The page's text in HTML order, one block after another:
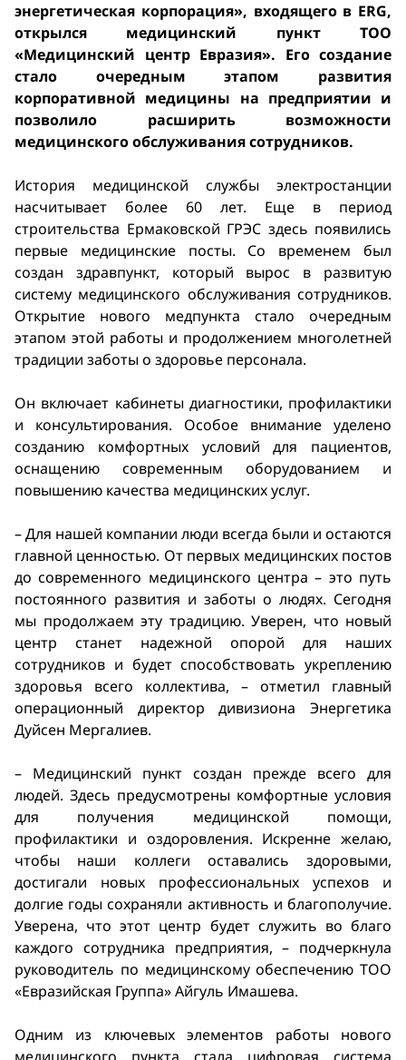
энергетическая корпорация», входящего в ERG,
открылся медицинский пункт ТОО
«Медицинский центр Евразия». Его создание
стало очередным этапом развития
корпоративной медицины на предприятии и
позволило расширить возможности
медицинского обслуживания сотрудников.
История медицинской службы электростанции
насчитывает более 60 лет. Еще в период
строительства Ермаковской ГРЭС здесь появились
первые медицинские посты. Со временем был
создан здравпункт, который вырос в развитую
систему медицинского обслуживания сотрудников.
Открытие нового медпункта стало очередным
этапом этой работы и продолжением многолетней
традиции заботы о здоровье персонала.
Он включает кабинеты диагностики, профилактики
и консультирования. Особое внимание уделено
созданию комфортных условий для пациентов,
оснащению современным оборудованием и
повышению качества медицинских услуг.
– Для нашей компании люди всегда были и остаются
главной ценностью. От первых медицинских постов
до современного медицинского центра – это путь
постоянного развития и заботы о людях. Сегодня
мы продолжаем эту традицию. Уверен, что новый
центр станет надежной опорой для наших
сотрудников и будет способствовать укреплению
здоровья всего коллектива, – отметил главный
операционный директор дивизиона Энергетика
Дуйсен Мергалиев.
– Медицинский пункт создан прежде всего для
людей. Здесь предусмотрены комфортные условия
для получения медицинской помощи,
профилактики и оздоровления. Искренне желаю,
чтобы наши коллеги оставались здоровыми,
достигали новых профессиональных успехов и
долгие годы сохраняли активность и благополучие.
Уверена, что этот центр будет служить во благо
каждого сотрудника предприятия, – подчеркнула
руководитель по медицинскому обеспечению ТОО
«Евразийская Группа» Айгуль Имашева.
Одним из ключевых элементов работы нового